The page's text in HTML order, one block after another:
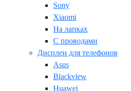
Sony
Xiaomi
На лапках
С проводами
Дисплеи для телефонов
Asus
Blackview
Huawei